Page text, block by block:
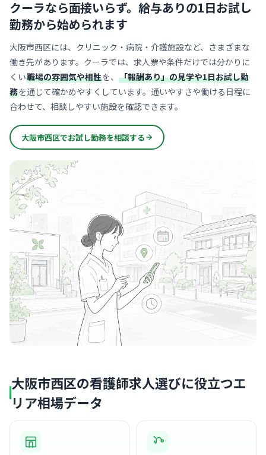
クーラなら面接いらず。 給与ありの1日お試し
勤務から始められます
大阪市西区には、クリニック・病院・介護施設など、さまざまな
働き先があります。クーラでは、求人票や条件だけでは分かりに
くい職場の雰囲気や相性を、 「報酬あり」の見学や1日お試し勤
務を通じて確かめやすくしています。通いやすさや働ける日程に
合わせて、相談しやすい施設を確認できます。
大阪市西区でお試し勤務を相談する
大阪市西区の看護師求人選びに役立つエ
リア相場データ